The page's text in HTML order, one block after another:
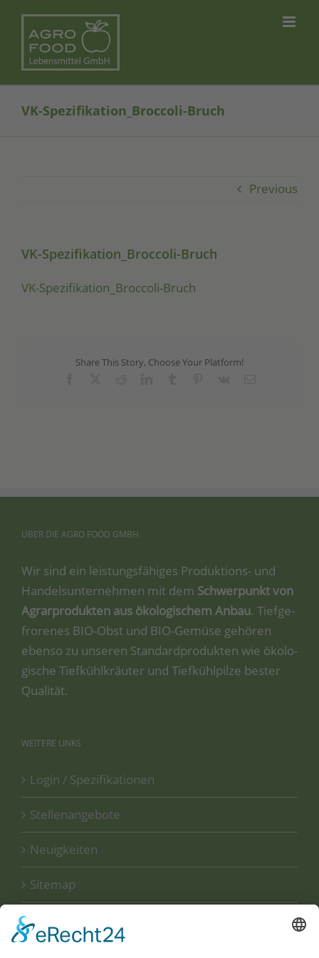
content
VK-Spezifikation_Broccoli-Bruch
Previous
VK-Spezifikation_Broccoli-Bruch
VK-Spe­zi­fi­ka­ti­on_­Broc­co­li-Bruch
Share This Story, Choose Your Platform!
ÜBER DIE AGRO FOOD GMBH
Wir sind ein leis­tungs­fä­hi­ges Pro­duk­ti­ons- und
Han­dels­un­ter­neh­men mit dem Schwer­punkt von
Agrar­pro­duk­ten aus öko­lo­gi­schem Anbau. Tief­ge­
fro­re­nes BIO-Obst und BIO-Gemü­se gehö­ren
eben­so zu unse­ren Stan­dard­pro­duk­ten wie öko­lo­
gi­sche Tief­kühl­kräu­ter und Tief­kühl­pil­ze bes­ter
Qualität.
WEITERE LINKS
Login / Spezifikationen
Stellenangebote
Neuigkeiten
Sitemap
Disclaimer